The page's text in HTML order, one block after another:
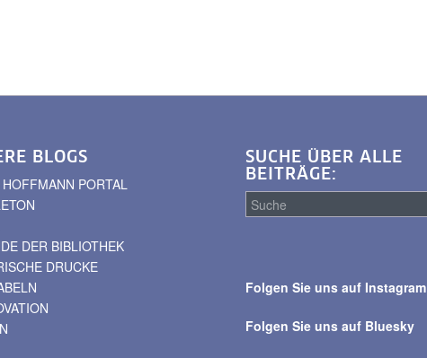
BLOGS
PORTAL
DER BIBLIOTHEK
DRUCKE
SUCHE ÜBER ALLE
BEITRÄGE:
alle
Folgen Sie uns auf Instagram
Folgen Sie uns auf Bluesky